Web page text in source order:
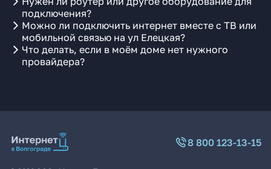
подключения?
Можно ли подключить интернет вместе с ТВ или
мобильной связью на ул Елецкая?
Что делать, если в моём доме нет нужного
провайдера?
8 800 123-13-15